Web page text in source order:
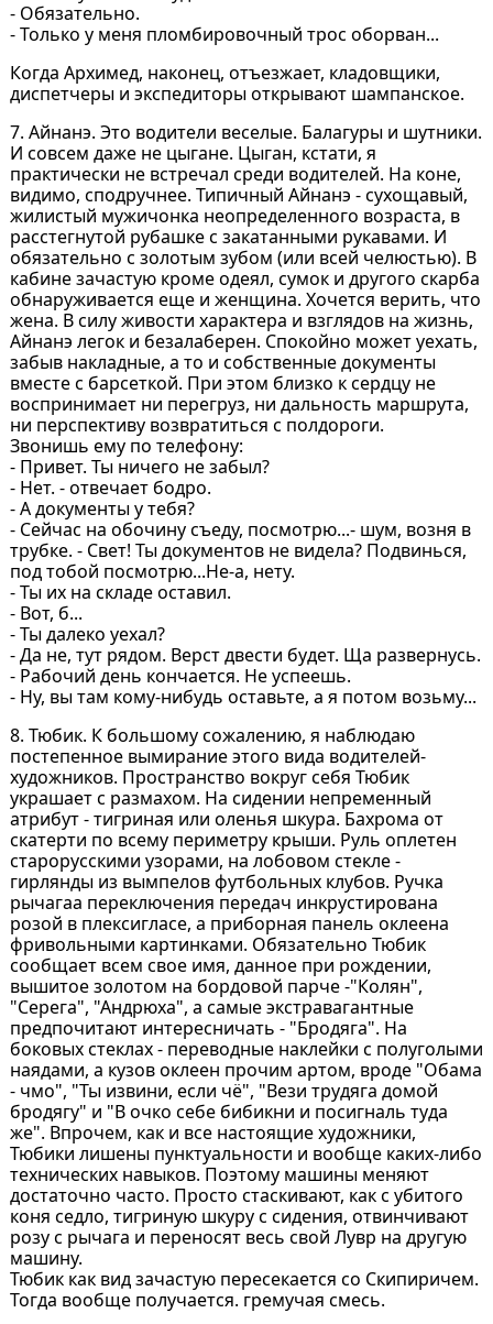
- Обязательно.
- Только у меня пломбировочный трос оборван...
Когда Архимед, наконец, отъезжает, кладовщики,
диспетчеры и экспедиторы открывают шампанское.
7. Айнанэ. Это водители веселые. Балагуры и шутники.
И совсем даже не цыгане. Цыган, кстати, я
практически не встречал среди водителей. На коне,
видимо, сподручнее. Типичный Айнанэ - сухощавый,
жилистый мужичонка неопределенного возраста, в
расстегнутой рубашке с закатанными рукавами. И
обязательно с золотым зубом (или всей челюстью). В
кабине зачастую кроме одеял, сумок и другого скарба
обнаруживается еще и женщина. Хочется верить, что
жена. В силу живости характера и взглядов на жизнь,
Айнанэ легок и безалаберен. Спокойно может уехать,
забыв накладные, а то и собственные документы
вместе с барсеткой. При этом близко к сердцу не
воспринимает ни перегруз, ни дальность маршрута,
ни перспективу возвратиться с полдороги.
Звонишь ему по телефону:
- Привет. Ты ничего не забыл?
- Нет. - отвечает бодро.
- А документы у тебя?
- Сейчас на обочину съеду, посмотрю...- шум, возня в
трубке. - Свет! Ты документов не видела? Подвинься,
под тобой посмотрю...Не-а, нету.
- Ты их на складе оставил.
- Вот, б...
- Ты далеко уехал?
- Да не, тут рядом. Верст двести будет. Ща развернусь.
- Рабочий день кончается. Не успеешь.
- Ну, вы там кому-нибудь оставьте, а я потом возьму...
8. Тюбик. К большому сожалению, я наблюдаю
постепенное вымирание этого вида водителей-
художников. Пространство вокруг себя Тюбик
украшает с размахом. На сидении непременный
атрибут - тигриная или оленья шкура. Бахрома от
скатерти по всему периметру крыши. Руль оплетен
старорусскими узорами, на лобовом стекле -
гирлянды из вымпелов футбольных клубов. Ручка
рычагаа переключения передач инкрустирована
розой в плексигласе, а приборная панель оклеена
фривольными картинками. Обязательно Тюбик
сообщает всем свое имя, данное при рождении,
вышитое золотом на бордовой парче -"Колян",
"Серега", "Андрюха", а самые экстравагантные
предпочитают интересничать - "Бродяга". На
боковых стеклах - переводные наклейки с полуголыми
наядами, а кузов оклеен прочим артом, вроде "Обама
- чмо", "Ты извини, если чё", "Вези трудяга домой
бродягу" и "В очко себе бибикни и посигналь туда
же". Впрочем, как и все настоящие художники,
Тюбики лишены пунктуальности и вообще каких-либо
технических навыков. Поэтому машины меняют
достаточно часто. Просто стаскивают, как с убитого
коня седло, тигриную шкуру с сидения, отвинчивают
розу с рычага и переносят весь свой Лувр на другую
машину.
Тюбик как вид зачастую пересекается со Скипиричем.
Тогда вообще получается. гремучая смесь.